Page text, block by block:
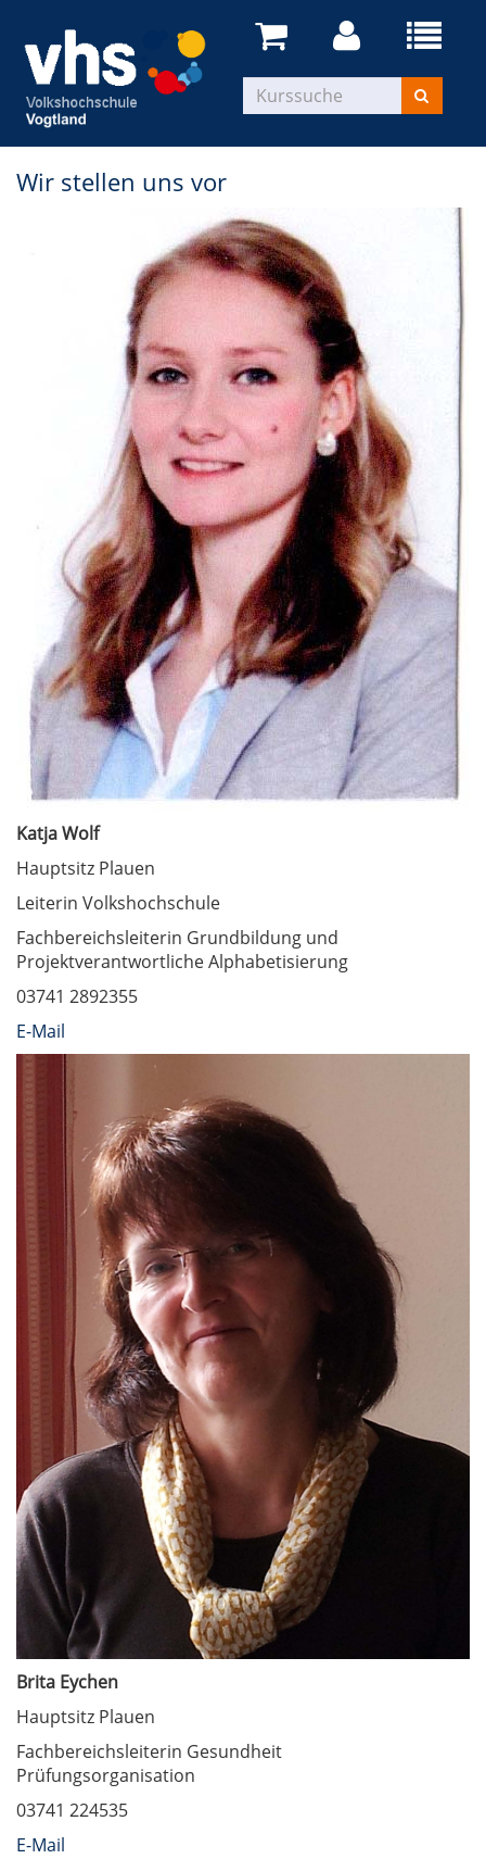
Wir stellen uns vor
Katja Wolf
Hauptsitz Plauen
Leiterin Volkshochschule
Fachbereichsleiterin Grundbildung und
Projektverantwortliche Alphabetisierung
03741 2892355
E-Mail
Brita Eychen
Hauptsitz Plauen
Fachbereichsleiterin Gesundheit
Prüfungsorganisation
03741 224535
E-Mail